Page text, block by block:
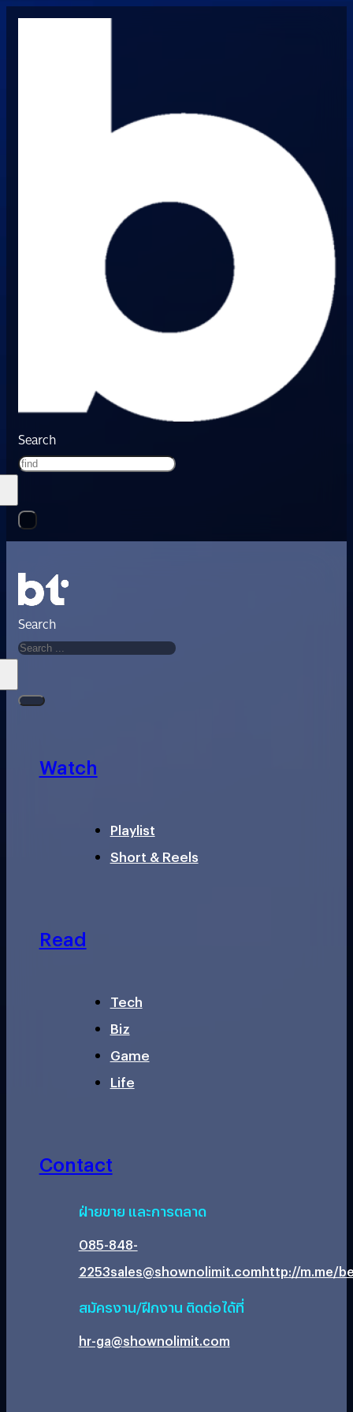
Search
Search
Watch
Playlist
Short & Reels
Read
Tech
Biz
Game
Life
Contact
ฝ่ายขาย และการตลาด
085-848-
2253sales@shownolimit.comhttp://m.me/
สมัครงาน/ฝึกงาน ติดต่อได้ที่
hr-ga@shownolimit.com